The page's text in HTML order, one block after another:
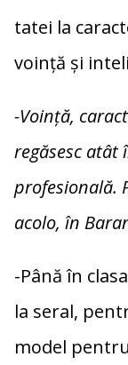
tatei la
voință și
-Voință,
regăsesc atât
profesională.
acolo, în
-Până în
la seral,
model